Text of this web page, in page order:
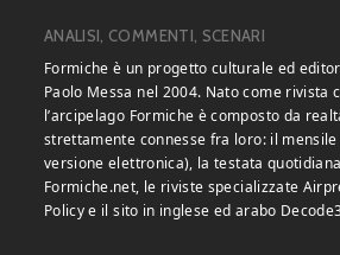
ANALISI, COMMENTI, SCENARI
Formiche è un progetto culturale ed
Paolo Messa nel 2004. Nato come rivista
l’arcipelago Formiche è composto da
strettamente connesse fra loro: il
versione elettronica), la testata
Formiche.net, le riviste specializzate
Policy e il sito in inglese ed arabo